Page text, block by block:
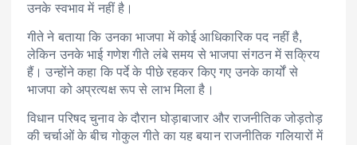
उनके स्वभाव में नहीं है।
गीते ने बताया कि उनका भाजपा में कोई आधिकारिक पद नहीं है,
लेकिन उनके भाई गणेश गीते लंबे समय से भाजपा संगठन में सक्रिय
हैं। उन्होंने कहा कि पर्दे के पीछे रहकर किए गए उनके कार्यों से
भाजपा को अप्रत्यक्ष रूप से लाभ मिला है।
विधान परिषद चुनाव के दौरान घोड़ाबाजार और राजनीतिक जोड़तोड़
की चर्चाओं के बीच गोकुल गीते का यह बयान राजनीतिक गलियारों में